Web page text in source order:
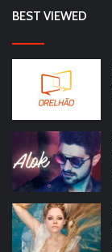
BEST VIEWED